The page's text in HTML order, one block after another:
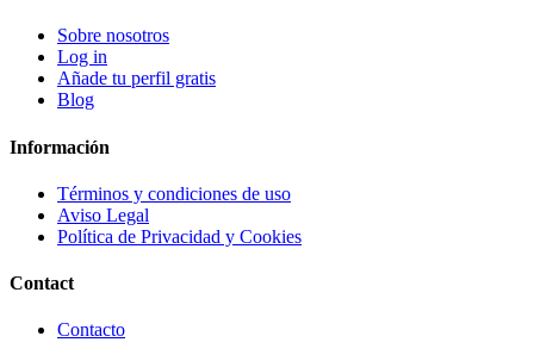
Sobre nosotros
Log in
Añade tu perfil gratis
Blog
Información
Términos y condiciones de uso
Aviso Legal
Política de Privacidad y Cookies
Contact
Contacto